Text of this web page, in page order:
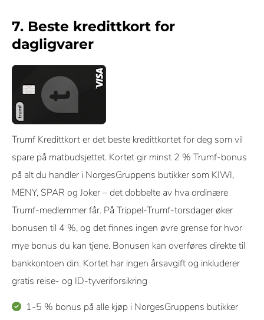
7. Beste kredittkort for
dagligvarer
Trumf Kredittkort er det beste kredittkortet for deg som vil
spare på matbudsjettet. Kortet gir minst 2 % Trumf-bonus
på alt du handler i NorgesGruppens butikker som KIWI,
MENY, SPAR og Joker – det dobbelte av hva ordinære
Trumf-medlemmer får. På Trippel-Trumf-torsdager øker
bonusen til 4 %, og det finnes ingen øvre grense for hvor
mye bonus du kan tjene. Bonusen kan overføres direkte til
bankkontoen din. Kortet har ingen årsavgift og inkluderer
gratis reise- og ID-tyveriforsikring
1-5 % bonus på alle kjøp i NorgesGruppens butikker